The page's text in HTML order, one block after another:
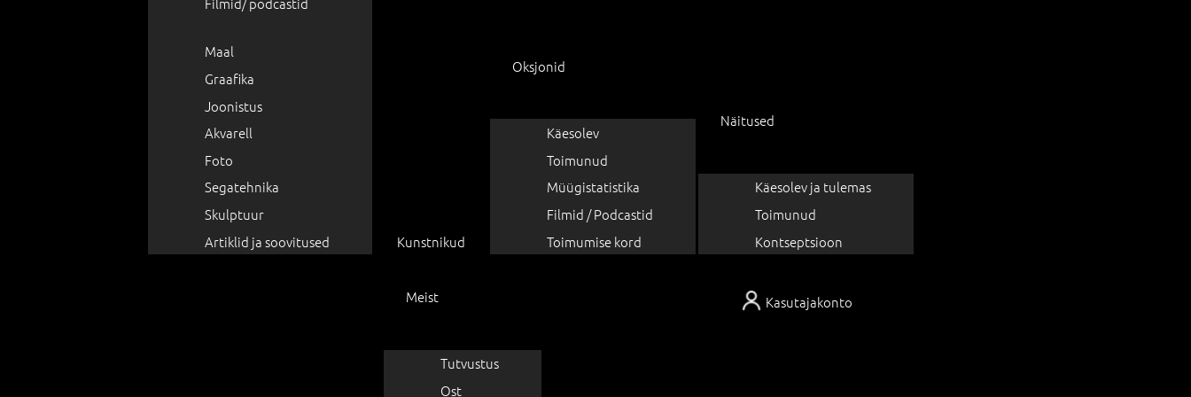
Kasutajakonto
Maal
Graafika
Joonistus
Akvarell
Foto
Segatehnika
Skulptuur
Artiklid ja soovitused
Kunstnikud
Oksjonid
Käesolev
Toimunud
Müügistatistika
Filmid / Podcastid
Toimumise kord
Näitused
Käesolev ja tulemas
Toimunud
Kontseptsioon
Meist
Tutvustus
Ost